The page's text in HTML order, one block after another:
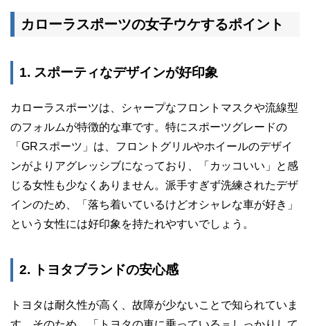
カローラスポーツの女子ウケするポイント
1. スポーティなデザインが好印象
カローラスポーツは、シャープなフロントマスクや流線型
のフォルムが特徴的な車です。特にスポーツグレードの
「GRスポーツ」は、フロントグリルやホイールのデザイ
ンがよりアグレッシブになっており、「カッコいい」と感
じる女性も少なくありません。派手すぎず洗練されたデザ
インのため、「落ち着いているけどオシャレな車が好き」
という女性には好印象を持たれやすいでしょう。
2. トヨタブランドの安心感
トヨタは耐久性が高く、故障が少ないことで知られていま